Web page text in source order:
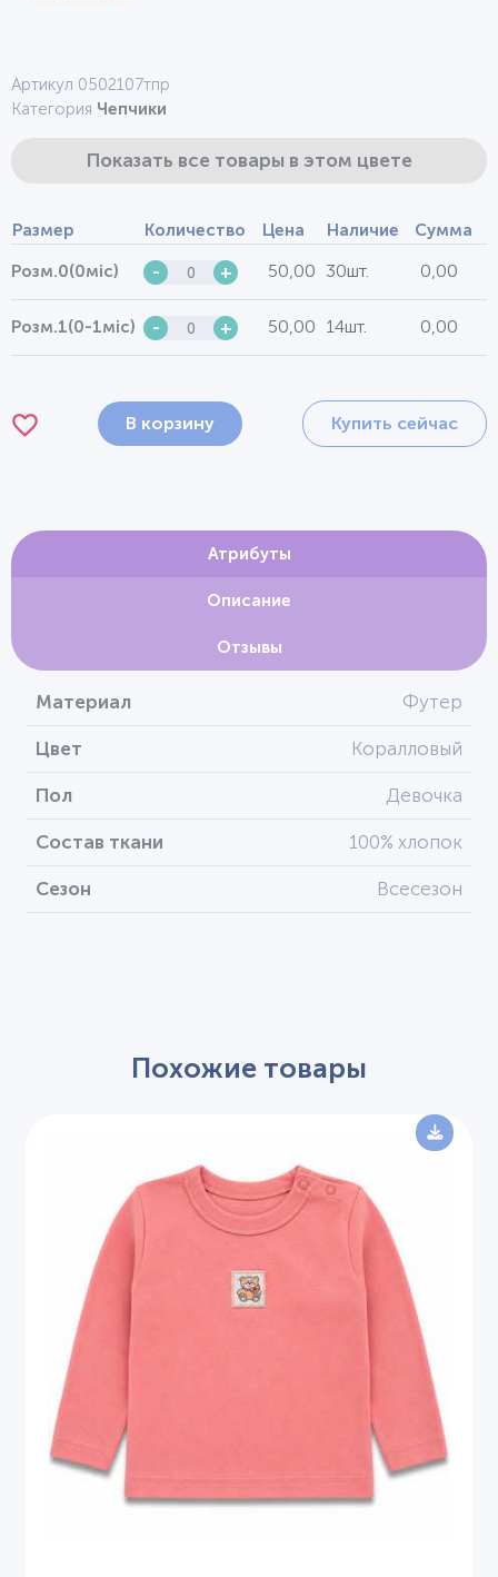
Артикул 0502107тпр
Категория Чепчики
Показать все товары в этом цвете
Размер Количество Цена Наличие Сумма
Розм.0(0міс) - + 50,00 30шт. 0,00
Розм.1(0-1міс) - + 50,00 14шт. 0,00
В корзину Купить сейчас
Атрибуты
Описание
Отзывы
Материал Футер
Цвет Коралловый
Пол Девочка
Состав ткани 100% хлопок
Сезон Всесезон
Похожие товары